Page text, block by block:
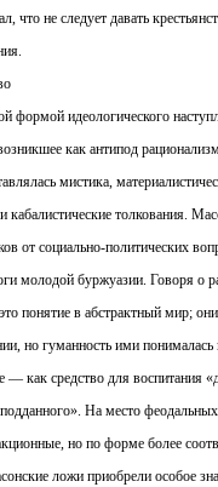
что не следует давать
формой идеологического
как антипод
мистика,
толкования.
от социально-политических
молодой буржуазии. Говоря о
понятие в абстрактный мир;
но гуманность ими
— как средство для воспитания
На место
но по форме более
ложи приобрели особое